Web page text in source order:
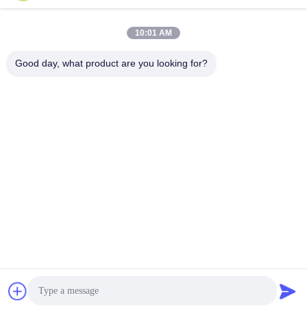
10:01 AM
Good day, what product are you looking for?